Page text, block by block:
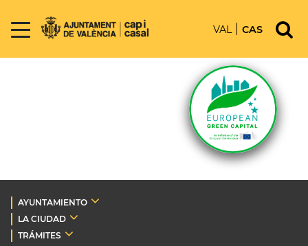
VAL CAS
AYUNTAMIENTO
LA CIUDAD
TRÁMITES